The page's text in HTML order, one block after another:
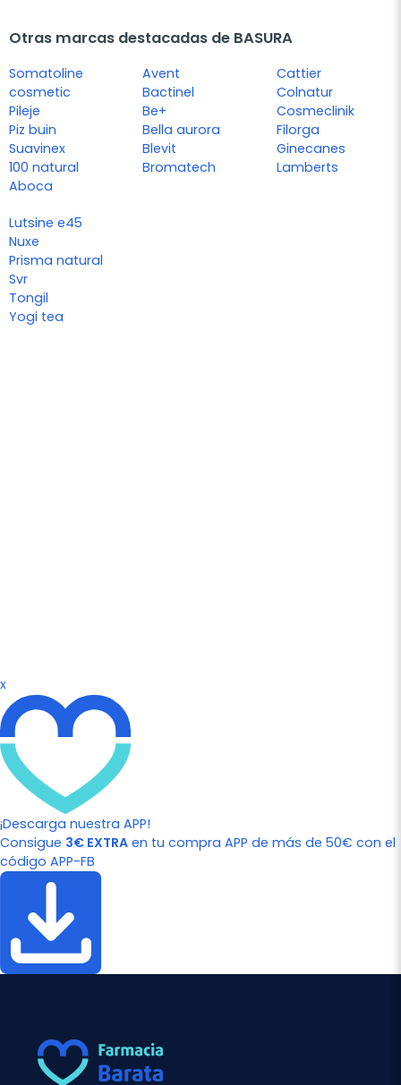
Otras marcas destacadas de BASURA
Somatoline
cosmetic
Pileje
Piz buin
Suavinex
100 natural
Aboca
Avent
Bactinel
Be+
Bella aurora
Blevit
Bromatech
Cattier
Colnatur
Cosmeclinik
Filorga
Ginecanes
Lamberts
Lutsine e45
Nuxe
Prisma natural
Svr
Tongil
Yogi tea
x
¡Descarga nuestra APP!
Consigue 3€ EXTRA en tu compra APP de más de 50€ con el
código APP-FB